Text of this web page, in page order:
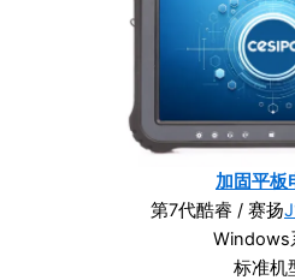
加固平板
第7代酷睿 / 赛扬
Windows
标准机